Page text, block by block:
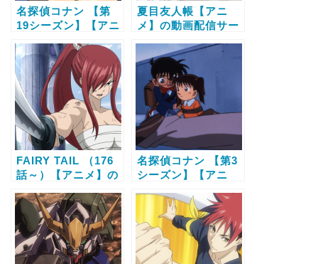
名探偵コナン 【第
19シーズン】【アニ
ビス比較と無料で全
話視聴する方法
夏目友人帳【アニ
メ】の動画配信サー
話視聴する方法
FAIRY TAIL （176
話～）【アニメ】の
較と無料で全話視聴
する方法
名探偵コナン 【第3
シーズン】【アニ
ビス比較と無料で全
話視聴する方法